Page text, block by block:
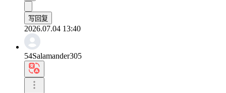
写回复
2026.07.04 13:40
54Salamander305